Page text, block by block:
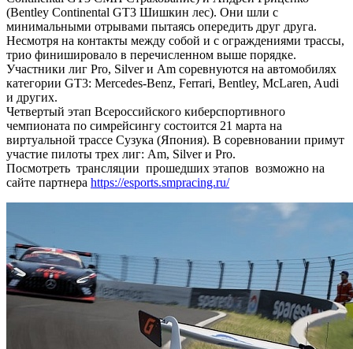
(Bentley Continental GT3 Шишкин лес). Они шли с
минимальными отрывами пытаясь опередить друг друга.
Несмотря на контакты между собой и с ограждениями трассы,
трио финишировало в перечисленном выше порядке.
Участники лиг Pro, Silver и Am соревнуются на автомобилях
категории GT3: Mercedes-Benz, Ferrari, Bentley, McLaren, Audi
и других.
Четвертый этап Всероссийского киберспортивного
чемпионата по симрейсингу состоится 21 марта на
виртуальной трассе Сузука (Япония). В соревновании примут
участие пилоты трех лиг: Am, Silver и Pro.
Посмотреть трансляции прошедших этапов возможно на
сайте партнера https://esports.smpracing.ru/